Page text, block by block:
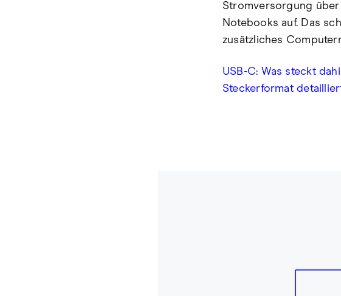
Stromversorgung über
Notebooks auf. Das
zusätzliches
USB-C: Was steckt
Steckerformat